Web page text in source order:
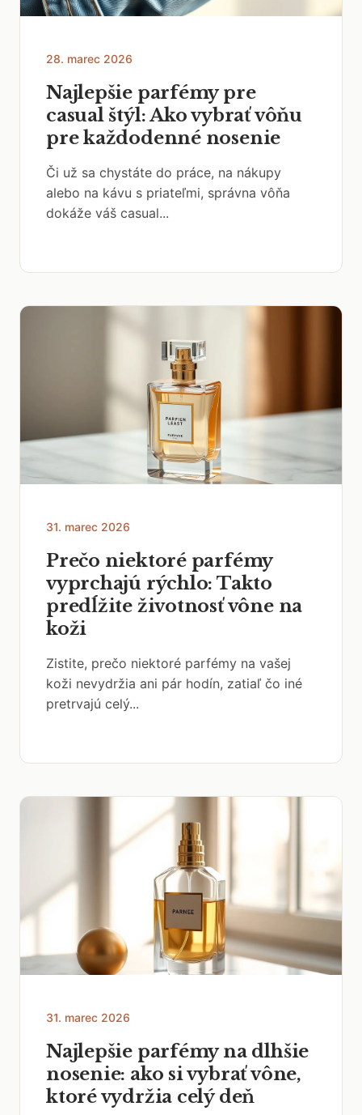
28. marec 2026
Najlepšie parfémy pre
casual štýl: Ako vybrať vôňu
pre každodenné nosenie
Či už sa chystáte do práce, na nákupy
alebo na kávu s priateľmi, správna vôňa
dokáže váš casual...
31. marec 2026
Prečo niektoré parfémy
vyprchajú rýchlo: Takto
predĺžite životnosť vône na
koži
Zistite, prečo niektoré parfémy na vašej
koži nevydržia ani pár hodín, zatiaľ čo iné
pretrvajú celý...
31. marec 2026
Najlepšie parfémy na dlhšie
nosenie: ako si vybrať vône,
ktoré vydržia celý deň